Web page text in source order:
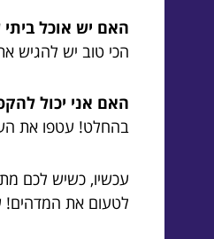
האם יש אוכל
הכי טוב יש להגיש
האם אני יכול
בהחלט! עטפו את
עכשיו, כשיש לכם
לטעום את המדהים!